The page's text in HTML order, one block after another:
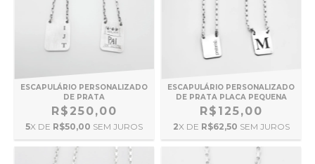
ESCAPULÁRIO PERSONALIZADO
DE PRATA
R$250,00
5X DE R$50,00 SEM JUROS
ESCAPULÁRIO PERSONALIZADO
DE PRATA PLACA PEQUENA
R$125,00
2X DE R$62,50 SEM JUROS